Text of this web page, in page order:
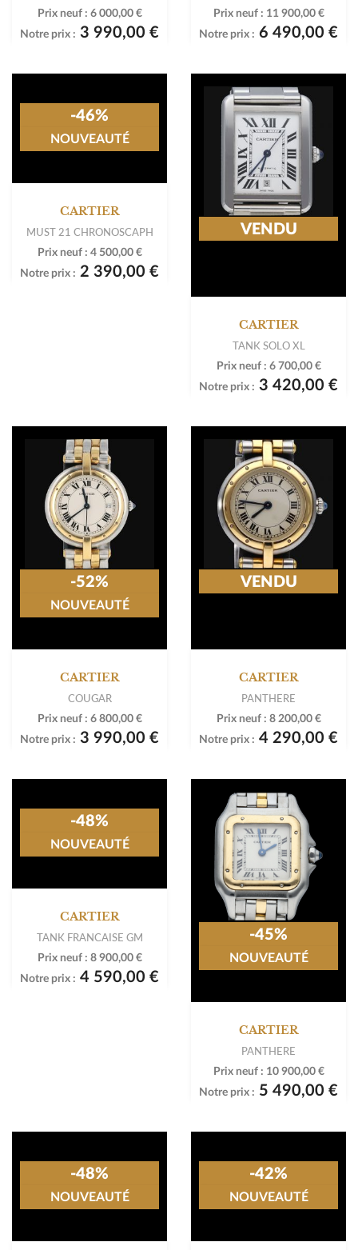
Prix neuf : 6 000,00 €
Notre prix : 3 990,00 €
CARTIER
SANTOS DE CARTIER GALBEE
Prix neuf : 11 900,00 €
Notre prix : 6 490,00 €
NOUVEAUTÉ
-46%
NOUVEAUTÉ
CARTIER
TANK SOLO XL
Prix neuf : 6 700,00 €
Notre prix : 3 420,00 €
VENDU
COUGAR
3 990,00 €
-52%
NOUVEAUTÉ
CARTIER
PANTHERE
Prix neuf : 8 200,00 €
Notre prix :
4 290,00 €
VENDU
-48%
NOUVEAUTÉ
PANTHERE
5 490,00 €
-45%
NOUVEAUTÉ